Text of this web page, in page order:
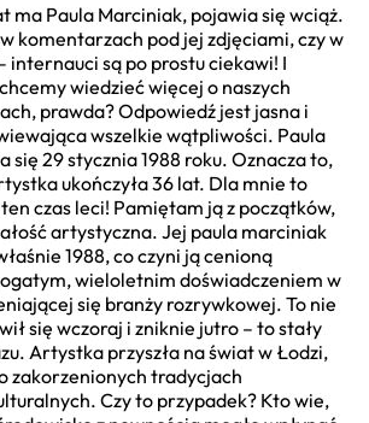
ma Paula Marciniak, pojawia się wciąż.
komentarzach pod jej zdjęciami, czy w
internauci są po prostu ciekawi! I
wiedzieć więcej o naszych
prawda? Odpowiedź jest jasna i
wszelkie wątpliwości. Paula
się 29 stycznia 1988 roku. Oznacza to,
ukończyła 36 lat. Dla mnie to
czas leci! Pamiętam ją z początków,
artystyczna. Jej paula marciniak
1988, co czyni ją cenioną
wieloletnim doświadczeniem w
się branży rozrywkowej. To nie
się wczoraj i zniknie jutro – to stały
Artystka przyszła na świat w Łodzi,
zakorzenionych tradycjach
Czy to przypadek? Kto wie,